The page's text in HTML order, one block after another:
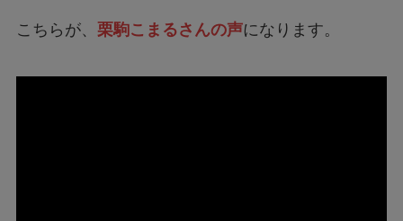
こちらが、 栗駒こまるさんの声になります。